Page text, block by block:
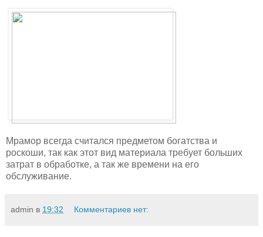
Мрамор всегда считался предметом богатства и
роскоши, так как этот вид материала требует больших
затрат в обработке, а так же времени на его
обслуживание.
admin в 19:32 Комментариев нет: